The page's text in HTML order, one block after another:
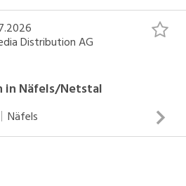
Distribution AG
Näfels/Netstal
Näfels
Einsätze zwischen 04.00 - 06.30 Uhr